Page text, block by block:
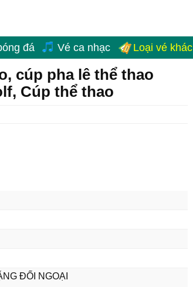
đá Vé ca nhạc Loại vé khác
cúp pha lê thể thao
Cúp thể thao
ĐỐI NGOẠI